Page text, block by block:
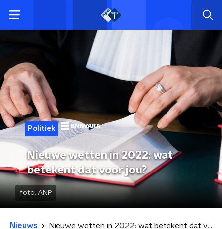
Politiek
Nieuwe wetten in 2022: wat
betekent dat voor jou?
foto: ANP
Nieuws Nieuwe wetten in 2022: wat betekent dat voor jou?